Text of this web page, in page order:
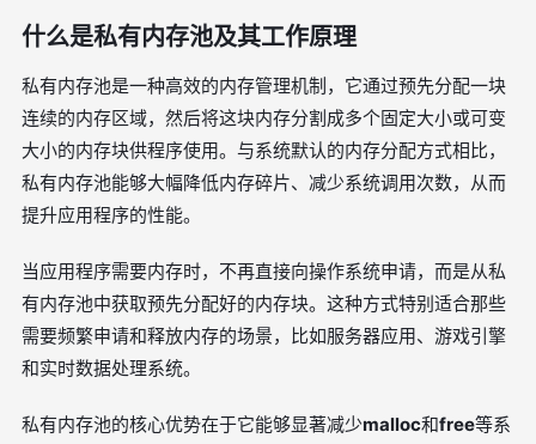
什么是私有内存池及其工作原理
私有内存池是一种高效的内存管理机制，它通过预先分配一块
连续的内存区域，然后将这块内存分割成多个固定大小或可变
大小的内存块供程序使用。与系统默认的内存分配方式相比，
私有内存池能够大幅降低内存碎片、减少系统调用次数，从而
提升应用程序的性能。
当应用程序需要内存时，不再直接向操作系统申请，而是从私
有内存池中获取预先分配好的内存块。这种方式特别适合那些
需要频繁申请和释放内存的场景，比如服务器应用、游戏引擎
和实时数据处理系统。
私有内存池的核心优势在于它能够显著减少malloc和free等系